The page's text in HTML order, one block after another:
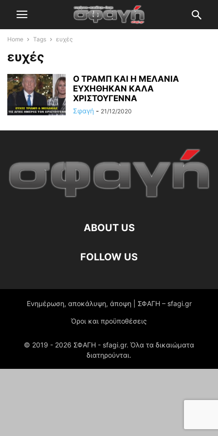
Home Tags ευχές
ευχές
Ο ΤΡΑΜΠ ΚΑΙ Η ΜΕΛΑΝΙΑ
ΕΥΧΗΘΗΚΑΝ ΚΑΛΑ
ΧΡΙΣΤΟΥΓΕΝΝΑ
Σφαγή - 21/12/2020
ABOUT US
FOLLOW US
Ενημέρωση, αποκάλυψη, άποψη | ΣΦΑΓΗ – sfagi.gr
Όροι και προϋποθέσεις
© 2019 - 2026 ΣΦΑΓΗ - sfagi.gr. Όλα τα δικαιώματα
διατηρούνται.